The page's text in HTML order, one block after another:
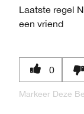
Laatste regel
een vriend
0
Markeer Deze